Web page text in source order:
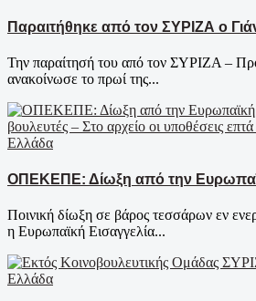
Παραιτήθηκε από τον ΣΥΡΙΖΑ ο
Την παραίτησή του από τον ΣΥΡΙΖΑ –
ανακοίνωσε το πρωί της...
Ελλάδα
ΟΠΕΚΕΠΕ: Δίωξη από την
Ποινική δίωξη σε βάρος τεσσάρων εν
η Ευρωπαϊκή Εισαγγελία...
Ελλάδα